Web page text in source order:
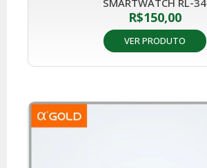
R$150,00
VER PRODUTO